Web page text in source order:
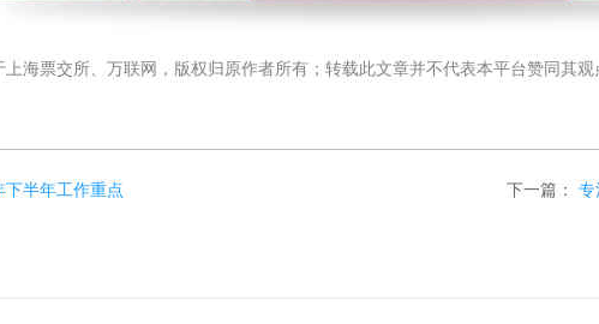
上海票交所、万联网，版权归原作者所有；转载此文章并不代表本平台赞同其
下半年工作重点 下一篇： 专